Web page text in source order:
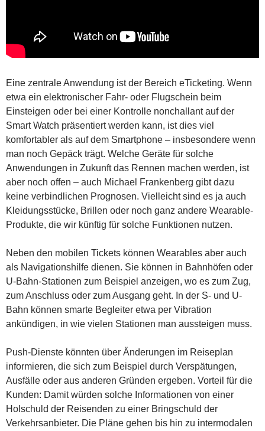
Eine zentrale Anwendung ist der Bereich eTicketing. Wenn
etwa ein elektronischer Fahr- oder Flugschein beim
Einsteigen oder bei einer Kontrolle nonchallant auf der
Smart Watch präsentiert werden kann, ist dies viel
komfortabler als auf dem Smartphone – insbesondere wenn
man noch Gepäck trägt. Welche Geräte für solche
Anwendungen in Zukunft das Rennen machen werden, ist
aber noch offen – auch Michael Frankenberg gibt dazu
keine verbindlichen Prognosen. Vielleicht sind es ja auch
Kleidungsstücke, Brillen oder noch ganz andere Wearable-
Produkte, die wir künftig für solche Funktionen nutzen.
Neben den mobilen Tickets können Wearables aber auch
als Navigationshilfe dienen. Sie können in Bahnhöfen oder
U-Bahn-Stationen zum Beispiel anzeigen, wo es zum Zug,
zum Anschluss oder zum Ausgang geht. In der S- und U-
Bahn können smarte Begleiter etwa per Vibration
ankündigen, in wie vielen Stationen man aussteigen muss.
Push-Dienste könnten über Änderungen im Reiseplan
informieren, die sich zum Beispiel durch Verspätungen,
Ausfälle oder aus anderen Gründen ergeben. Vorteil für die
Kunden: Damit würden solche Informationen von einer
Holschuld der Reisenden zu einer Bringschuld der
Verkehrsanbieter. Die Pläne gehen bis hin zu intermodalen